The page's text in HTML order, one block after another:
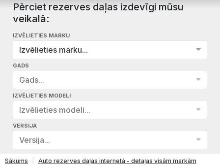
Pērciet rezerves daļas izdevīgi mūsu
veikalā:
IZVĒLIETIES MARKU
Izvēlieties marku...
GADS
Gads...
IZVĒLIETIES MODELI
Izvēlieties modeli...
VERSIJA
Versija...
Sākums
Auto rezerves daļas internetā - detaļas visām markām